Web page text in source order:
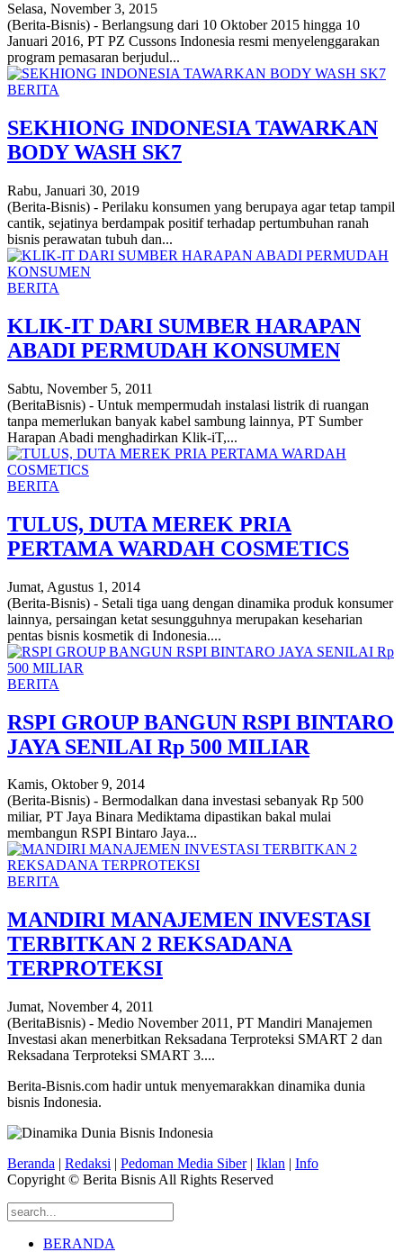
Selasa, November 3, 2015
(Berita-Bisnis) - Berlangsung dari 10 Oktober 2015 hingga 10
Januari 2016, PT PZ Cussons Indonesia resmi menyelenggarakan
program pemasaran berjudul...
BERITA
SEKHIONG INDONESIA TAWARKAN
BODY WASH SK7
Rabu, Januari 30, 2019
(Berita-Bisnis) - Perilaku konsumen yang berupaya agar tetap tampil
cantik, sejatinya berdampak positif terhadap pertumbuhan ranah
bisnis perawatan tubuh dan...
BERITA
KLIK-IT DARI SUMBER HARAPAN
ABADI PERMUDAH KONSUMEN
Sabtu, November 5, 2011
(BeritaBisnis) - Untuk mempermudah instalasi listrik di ruangan
tanpa memerlukan banyak kabel sambung lainnya, PT Sumber
Harapan Abadi menghadirkan Klik-iT,...
BERITA
TULUS, DUTA MEREK PRIA
PERTAMA WARDAH COSMETICS
Jumat, Agustus 1, 2014
(Berita-Bisnis) - Setali tiga uang dengan dinamika produk konsumer
lainnya, persaingan ketat sesungguhnya merupakan keseharian
pentas bisnis kosmetik di Indonesia....
BERITA
RSPI GROUP BANGUN RSPI BINTARO
JAYA SENILAI Rp 500 MILIAR
Kamis, Oktober 9, 2014
(Berita-Bisnis) - Bermodalkan dana investasi sebanyak Rp 500
miliar, PT Jaya Binara Mediktama dipastikan bakal mulai
membangun RSPI Bintaro Jaya...
BERITA
MANDIRI MANAJEMEN INVESTASI
TERBITKAN 2 REKSADANA
TERPROTEKSI
Jumat, November 4, 2011
(BeritaBisnis) - Medio November 2011, PT Mandiri Manajemen
Investasi akan menerbitkan Reksadana Terproteksi SMART 2 dan
Reksadana Terproteksi SMART 3....
Berita-Bisnis.com hadir untuk menyemarakkan dinamika dunia
bisnis Indonesia.
Beranda | Redaksi | Pedoman Media Siber| Iklan | Info
Copyright © Berita Bisnis All Rights Reserved
BERANDA